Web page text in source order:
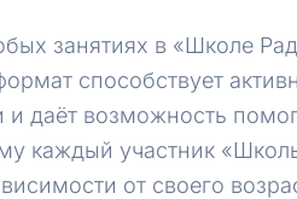
занятиях в «Школе
способствует
и даёт возможность
каждый участник
от своего